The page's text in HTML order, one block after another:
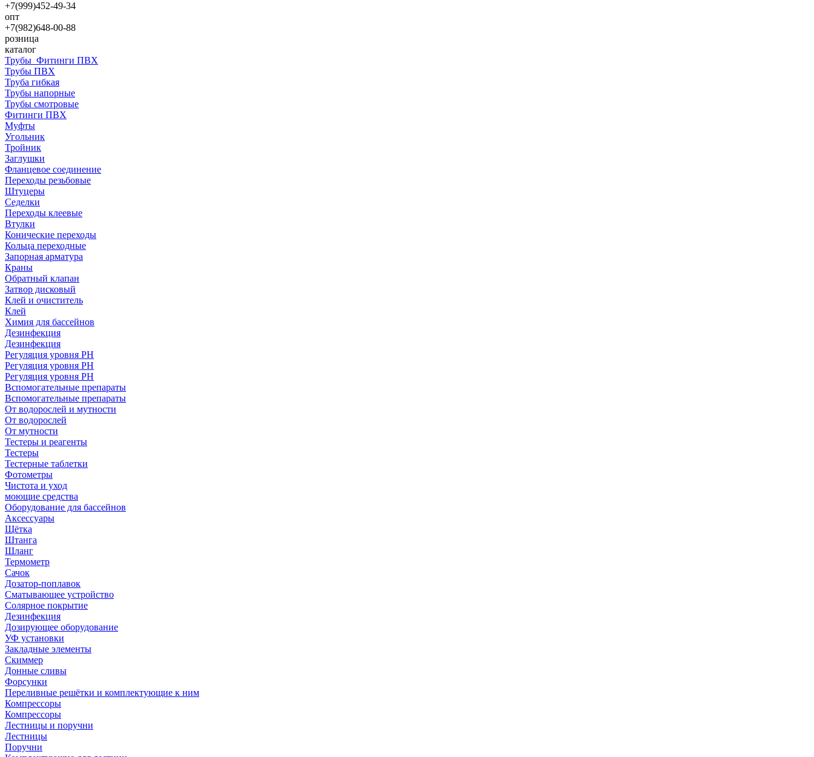
+7(999)452-49-34
опт
+7(982)648-00-88
розница
каталог
Трубы_Фитинги ПВХ
Трубы ПВХ
Труба гибкая
Трубы напорные
Трубы смотровые
Фитинги ПВХ
Муфты
Угольник
Тройник
Заглушки
Фланцевое соединение
Переходы резьбовые
Штуцеры
Седелки
Переходы клеевые
Втулки
Конические переходы
Кольца переходные
Запорная арматура
Краны
Обратный клапан
Затвор дисковый
Клей и очиститель
Клей
Химия для бассейнов
Дезинфекция
Дезинфекция
Регуляция уровня РН
Регуляция уровня РН
Регуляция уровня PH
Вспомогательные препараты
Вспомогательные препараты
От водорослей и мутности
От водорослей
От мутности
Тестеры и реагенты
Тестеры
Тестерные таблетки
Фотометры
Чистота и уход
моющие средства
Оборудование для бассейнов
Аксессуары
Щётка
Штанга
Шланг
Термометр
Сачок
Дозатор-поплавок
Сматывающее устройство
Солярное покрытие
Дезинфекция
Дозирующее оборудование
УФ установки
Закладные элементы
Скиммер
Донные сливы
Форсунки
Переливные решётки и комплектующие к ним
Компрессоры
Компрессоры
Лестницы и поручни
Лестницы
Поручни